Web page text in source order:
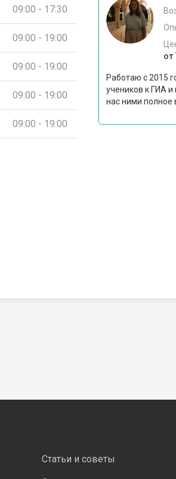
09:00 - 17:30
09:00 - 19:00
09:00 - 19:00
09:00 - 19:00
09:00 - 19:00
от
Работаю с 2015
учеников к ГИА
нас ними полное
Статьи и советы